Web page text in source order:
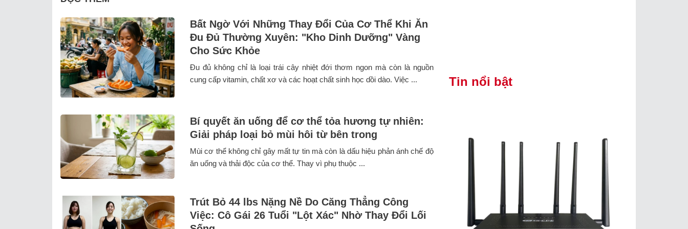
Bất Ngờ Với Những Thay Đổi Của Cơ Thể Khi Ăn
Đu Đủ Thường Xuyên: "Kho Dinh Dưỡng" Vàng
Cho Sức Khỏe
Đu đủ không chỉ là loại trái cây nhiệt đới thơm ngon mà còn là nguồn
cung cấp vitamin, chất xơ và các hoạt chất sinh học dồi dào. Việc ...
Bí quyết ăn uống để cơ thể tỏa hương tự nhiên:
Giải pháp loại bỏ mùi hôi từ bên trong
Mùi cơ thể không chỉ gây mất tự tin mà còn là dấu hiệu phản ánh chế độ
ăn uống và thải độc của cơ thể. Thay vì phụ thuộc ...
Trút Bỏ 44 lbs Nặng Nề Do Căng Thẳng Công
Việc: Cô Gái 26 Tuổi "Lột Xác" Nhờ Thay Đổi Lối
Tin nổi bật